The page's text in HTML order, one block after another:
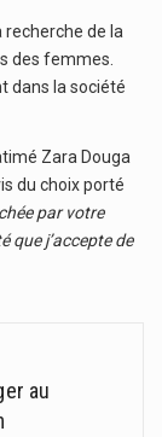
recherche de la
des femmes.
dans la société
Zara Douga
du choix porté
par votre
que j’accepte de
au